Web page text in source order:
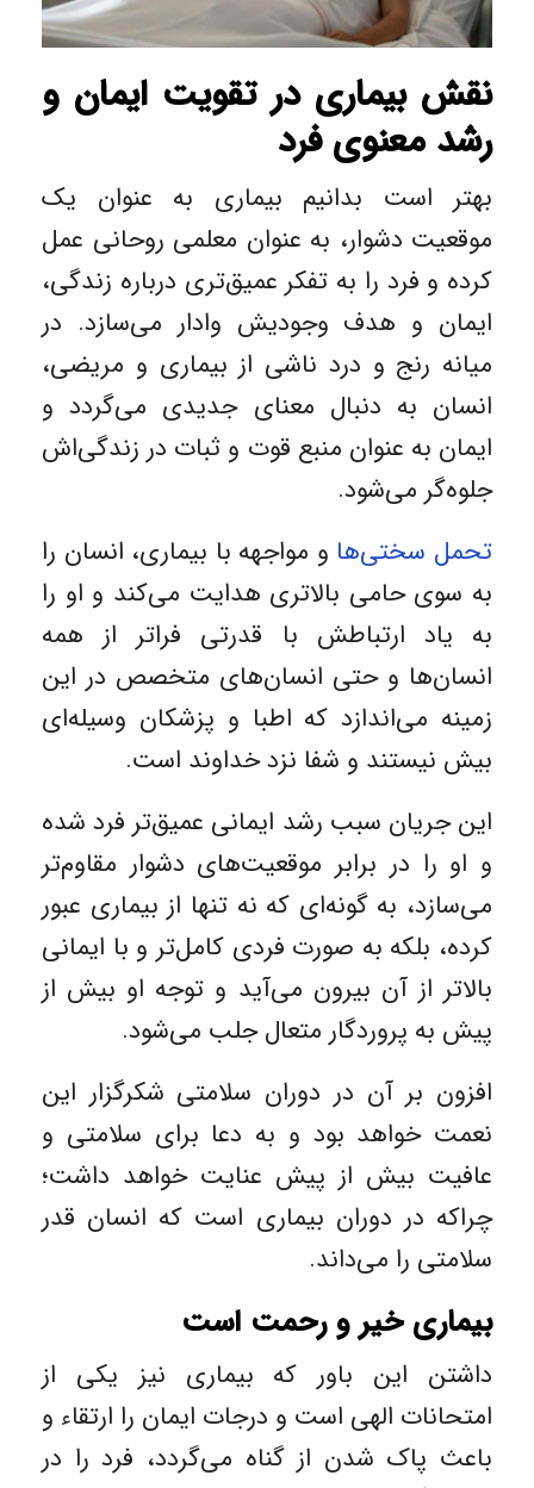
نقش بیماری در تقویت ایمان و
رشد معنوی فرد
بهتر است بدانیم بیماری به عنوان یک
موقعیت دشوار، به عنوان معلمی روحانی عمل
کرده و فرد را به تفکر عمیق‌تری درباره زندگی،
ایمان و هدف وجودیش وادار می‌سازد. در
میانه رنج و درد ناشی از بیماری و مریضی،
انسان به دنبال معنای جدیدی می‌گردد و
ایمان به عنوان منبع قوت و ثبات در زندگی‌اش
جلوه‌گر می‌شود.
تحمل سختی‌ها و مواجهه با بیماری، انسان را
به سوی حامی بالاتری هدایت می‌کند و او را
به یاد ارتباطش با قدرتی فراتر از همه
انسان‌ها و حتی انسان‌های متخصص در این
زمینه می‌اندازد که اطبا و پزشکان وسیله‌ای
بیش نیستند و شفا نزد خداوند است.
این جریان سبب رشد ایمانی عمیق‌تر فرد شده
و او را در برابر موقعیت‌های دشوار مقاوم‌تر
می‌سازد، به گونه‌ای که نه ‌تنها از بیماری عبور
کرده، بلکه به صورت فردی کامل‌تر و با ایمانی
بالا‌تر از آن بیرون می‌آید و توجه او بیش از
پیش به پروردگار متعال جلب می‌شود.
افزون بر آن در دوران سلامتی شکرگزار این
نعمت خواهد بود و به دعا برای سلامتی و
عافیت بیش از پیش عنایت خواهد داشت؛
چراکه در دوران بیماری است که انسان قدر
سلامتی را می‌داند.
بیماری خیر و رحمت است
داشتن این باور که بیماری نیز یکی از
امتحانات الهی است و درجات ایمان را ارتقاء و
باعث پاک شدن از گناه می‌گردد، فرد را در